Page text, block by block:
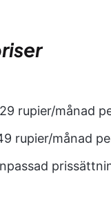
29 rupier/månad
rupier/månad